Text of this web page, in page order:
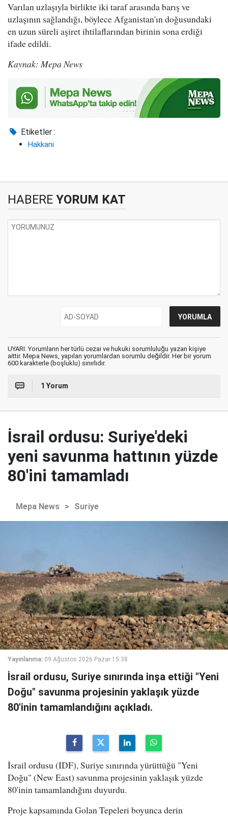
Varılan uzlaşıyla birlikte iki taraf arasında barış ve
uzlaşının sağlandığı, böylece Afganistan'ın doğusundaki
en uzun süreli aşiret ihtilaflarından birinin sona erdiği
ifade edildi.
Kaynak: Mepa News
Etiketler :
Hakkani
HABERE YORUM KAT
UYARI: Yorumların her türlü cezai ve hukuki sorumluluğu yazan kişiye
aittir. Mepa News, yapılan yorumlardan sorumlu değildir. Her bir yorum
600 karakterle (boşluklu) sınırlıdır.
1 Yorum
İsrail ordusu: Suriye'deki
yeni savunma hattının yüzde
80'ini tamamladı
Mepa News > Suriye
Yayınlanma: 09 Ağustos 2026 Pazar 15:38
İsrail ordusu, Suriye sınırında inşa ettiği "Yeni
Doğu" savunma projesinin yaklaşık yüzde
80'inin tamamlandığını açıkladı.
İsrail ordusu (IDF), Suriye sınırında yürüttüğü "Yeni
Doğu" (New East) savunma projesinin yaklaşık yüzde
80'inin tamamlandığını duyurdu.
Proje kapsamında Golan Tepeleri boyunca derin